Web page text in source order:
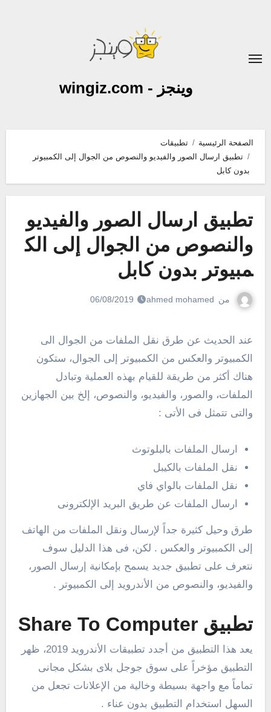
وينجز - wingiz.com
الصفحة الرئيسية
تطبيقات
تطبيق ارسال الصور والفيديو والنصوص من الجوال إلى الكمبيوتر
بدون كابل
تطبيق ارسال الصور والفيديو
والنصوص من الجوال إلى الك
مبيوتر بدون كابل
من ahmed mohamed
06/08/2019
عند الحديث عن طرق نقل الملفات من الجوال الى
الكمبيوتر والعكس من الكمبيوتر إلى الجوال، ستكون
هناك أكثر من طريقة للقيام بهذه العملية وتبادل
الملفات، والصور، والفيديو، والنصوص، إلخ بين الجهازين
والتى تتمثل فى الأتى :
ارسال الملفات بالبلوتوث
نقل الملفات بالكيبل
نقل الملفات بالواي فاي
ارسال الملفات عن طريق البريد الإلكترونى
طرق وحيل كثيرة جداً لإرسال ونقل الملفات من الهاتف
إلى الكمبيوتر والعكس . لكن، فى هذا الدليل سوف
نتعرف على تطبيق جديد يسمح بإمكانية إرسال الصور،
والفيديو، والنصوص من الأندرويد إلى الكمبيوتر .
تطبيق Share To Computer‏
يعد هذا التطبيق من أجدد تطبيقات الأندرويد 2019، ظهر
التطبيق مؤخراً على سوق جوجل بلاى بشكل مجانى
تماماً مع واجهة بسيطة وخالية من الإعلانات تجعل من
السهل استخدام التطبيق بدون عناء .